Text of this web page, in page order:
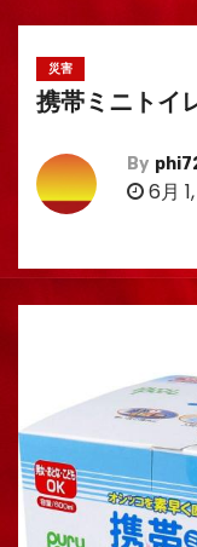
災害
携帯ミニトイ
By
6月